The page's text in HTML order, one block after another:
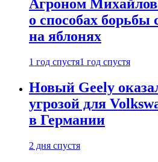
Агроном
о способах борьбы
на яблонях
1 год спустя1 год спустя
Новый Geely
угрозой для
в Германии
2 дня спустя